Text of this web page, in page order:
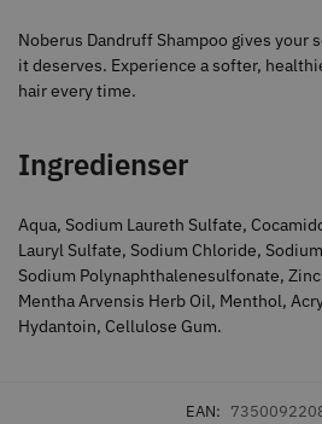
Noberus Dandruff Shampoo gives your
it deserves. Experience a softer,
hair every time.
Ingredienser
Aqua, Sodium Laureth Sulfate,
Lauryl Sulfate, Sodium Chloride,
Sodium Polynaphthalenesulfonate,
Mentha Arvensis Herb Oil, Menthol,
Hydantoin, Cellulose Gum.
EAN:
Comair combiclips 95 mm svart -
10 st
Info